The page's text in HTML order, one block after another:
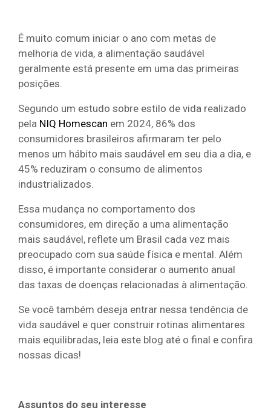
É muito comum iniciar o ano com metas de
melhoria de vida, a alimentação saudável
geralmente está presente em uma das primeiras
posições.
Segundo um estudo sobre estilo de vida realizado
pela NIQ Homescan em 2024, 86% dos
consumidores brasileiros afirmaram ter pelo
menos um hábito mais saudável em seu dia a dia, e
45% reduziram o consumo de alimentos
industrializados.
Essa mudança no comportamento dos
consumidores, em direção a uma alimentação
mais saudável, reflete um Brasil cada vez mais
preocupado com sua saúde física e mental. Além
disso, é importante considerar o aumento anual
das taxas de doenças relacionadas à alimentação.
Se você também deseja entrar nessa tendência de
vida saudável e quer construir rotinas alimentares
mais equilibradas, leia este blog até o final e confira
nossas dicas!
Assuntos do seu interesse